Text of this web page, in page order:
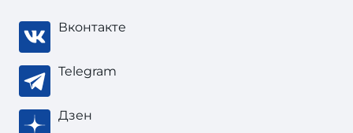
Вконтакте
Telegram
Дзен